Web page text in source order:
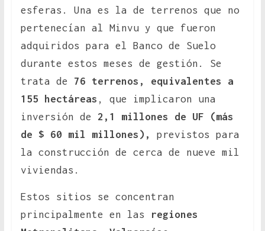
esferas. Una es la de terrenos que no
pertenecían al Minvu y que fueron
adquiridos para el Banco de Suelo
durante estos meses de gestión. Se
trata de 76 terrenos, equivalentes a
155 hectáreas , que implicaron una
inversión de 2,1 millones de UF (más
de $ 60 mil millones),
previstos para
la construcción de cerca de nueve mil
viviendas.
Estos sitios se concentran
principalmente en las
regiones